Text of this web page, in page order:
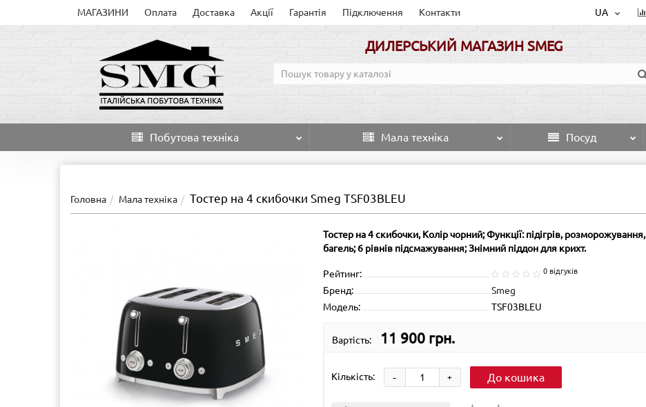
МАГАЗИНИ Оплата Доставка Акції Гарантія Підключення Контакти UA
ДИЛЕРСЬКИЙ МАГАЗИН SMEG
Побутова техніка Мала техніка Посуд
Головна Мала техніка Тостер на 4 скибочки Smeg TSF03BLEU
Тостер на 4 скибочки, Колір чорний; Функції: підігрів, розморожування,
багель; 6 рівнів підсмажування; Знімний піддон для крихт.
Рейтинг: 0 відгуків
Бренд:
Smeg
Модель:
TSF03BLEU
Вартість: 11 900 грн.
Кількість: +
- До кошика